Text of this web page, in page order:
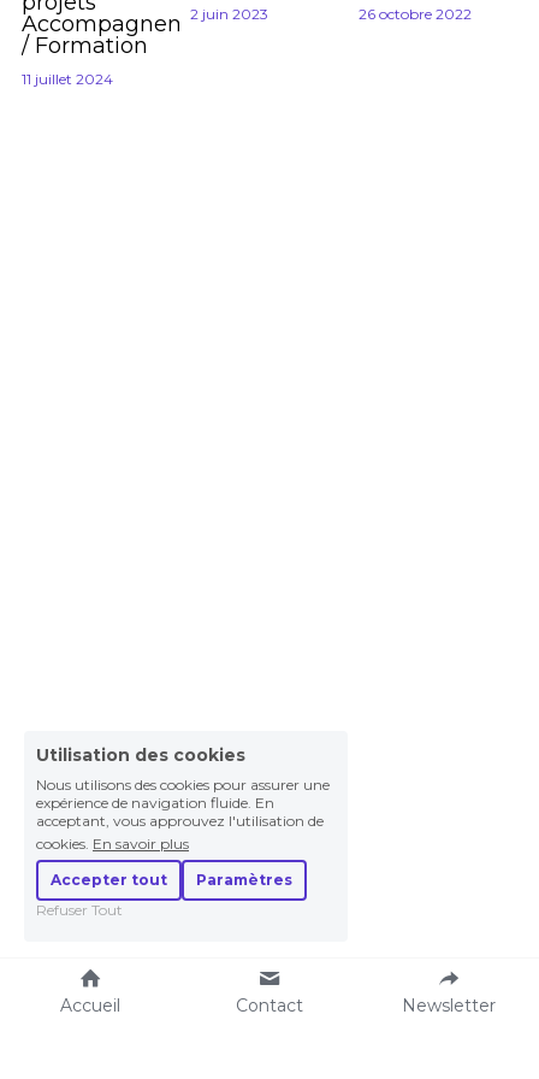
Accompagnement
/ Formation
11 juillet 2024
2 juin 2023 26 octobre 2022
Accueil Contact Newsletter
Utilisation des cookies
Nous utilisons des cookies pour assurer une
expérience de navigation fluide. En
acceptant, vous approuvez l'utilisation de
cookies. En savoir plus
Accepter tout
Paramètres
Refuser Tout